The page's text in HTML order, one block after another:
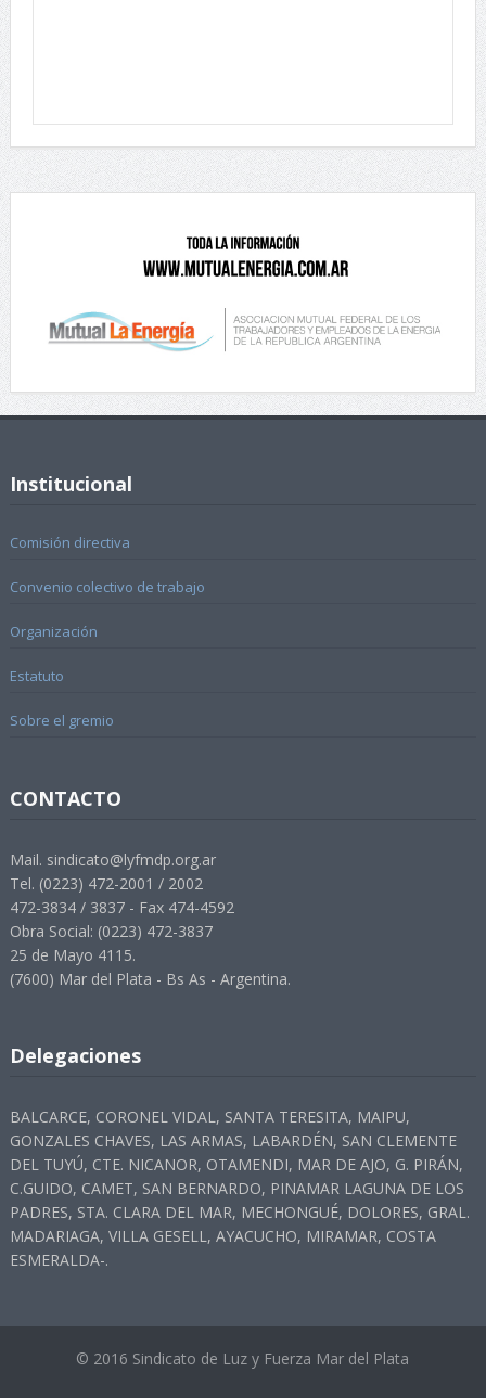
Institucional
Comisión directiva
Convenio colectivo de trabajo
Organización
Estatuto
Sobre el gremio
CONTACTO
Mail. sindicato@lyfmdp.org.ar
Tel. (0223) 472-2001 / 2002
472-3834 / 3837 - Fax 474-4592
Obra Social: (0223) 472-3837
25 de Mayo 4115.
(7600) Mar del Plata - Bs As - Argentina.
Delegaciones
BALCARCE, CORONEL VIDAL, SANTA TERESITA, MAIPU,
GONZALES CHAVES, LAS ARMAS, LABARDÉN, SAN CLEMENTE
DEL TUYÚ, CTE. NICANOR, OTAMENDI, MAR DE AJO, G. PIRÁN,
C.GUIDO, CAMET, SAN BERNARDO, PINAMAR LAGUNA DE LOS
PADRES, STA. CLARA DEL MAR, MECHONGUÉ, DOLORES, GRAL.
MADARIAGA, VILLA GESELL, AYACUCHO, MIRAMAR, COSTA
ESMERALDA-.
© 2016 Sindicato de Luz y Fuerza Mar del Plata